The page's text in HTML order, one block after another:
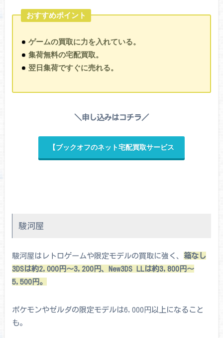
おすすめポイント
ゲームの買取に力を入れている。
集荷無料の宅配買取。
翌日集荷ですぐに売れる。
＼申し込みはコチラ／
【ブックオフのネット宅配買取サービス
駿河屋
駿河屋はレトロゲームや限定モデルの買取に強く、 箱なし
3DSは約2,000円～3,200円、New3DS LLは約3,800円～
5,500円。
ポケモンやゼルダの限定モデルは6,000円以上になること
も。